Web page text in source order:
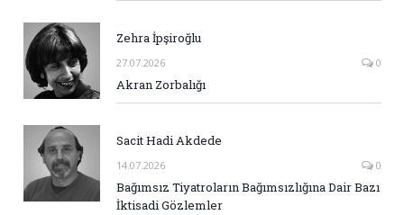
Zehra İpşiroğlu
27.07.2026 0
Akran Zorbalığı
Sacit Hadi Akdede
14.07.2026 0
Bağımsız Tiyatroların Bağımsızlığına Dair Bazı
İktisadi Gözlemler